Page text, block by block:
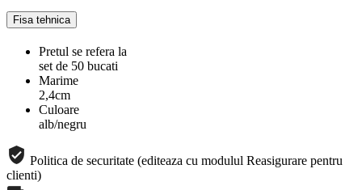
Fisa tehnica
Pretul se refera la
set de 50 bucati
Marime
2,4cm
Culoare
alb/negru
Politica de securitate (editeaza cu modulul Reasigurare pentru
clienti)